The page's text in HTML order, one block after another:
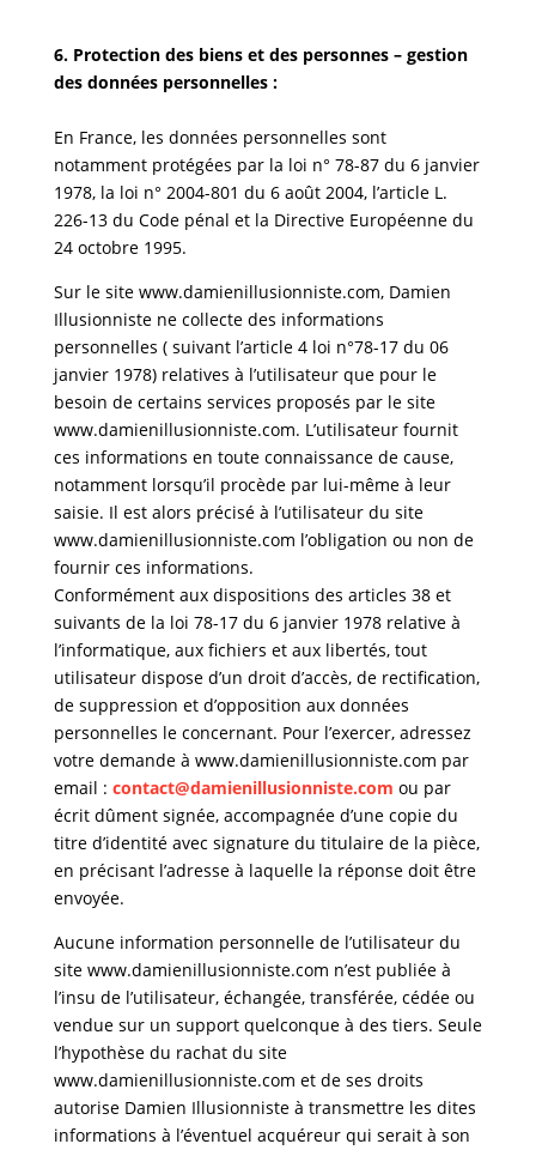
6. Protection des biens et des personnes – gestion
des données personnelles :
En France, les données personnelles sont
notamment protégées par la loi n° 78-87 du 6 janvier
1978, la loi n° 2004-801 du 6 août 2004, l’article L.
226-13 du Code pénal et la Directive Européenne du
24 octobre 1995.
Sur le site www.damienillusionniste.com, Damien
Illusionniste ne collecte des informations
personnelles ( suivant l’article 4 loi n°78-17 du 06
janvier 1978) relatives à l’utilisateur que pour le
besoin de certains services proposés par le site
www.damienillusionniste.com. L’utilisateur fournit
ces informations en toute connaissance de cause,
notamment lorsqu’il procède par lui-même à leur
saisie. Il est alors précisé à l’utilisateur du site
www.damienillusionniste.com l’obligation ou non de
fournir ces informations.
Conformément aux dispositions des articles 38 et
suivants de la loi 78-17 du 6 janvier 1978 relative à
l’informatique, aux fichiers et aux libertés, tout
utilisateur dispose d’un droit d’accès, de rectification,
de suppression et d’opposition aux données
personnelles le concernant. Pour l’exercer, adressez
votre demande à www.damienillusionniste.com par
email : contact@damienillusionniste.com ou par
écrit dûment signée, accompagnée d’une copie du
titre d’identité avec signature du titulaire de la pièce,
en précisant l’adresse à laquelle la réponse doit être
envoyée.
Aucune information personnelle de l’utilisateur du
site www.damienillusionniste.com n’est publiée à
l’insu de l’utilisateur, échangée, transférée, cédée ou
vendue sur un support quelconque à des tiers. Seule
l’hypothèse du rachat du site
www.damienillusionniste.com et de ses droits
autorise Damien Illusionniste à transmettre les dites
informations à l’éventuel acquéreur qui serait à son